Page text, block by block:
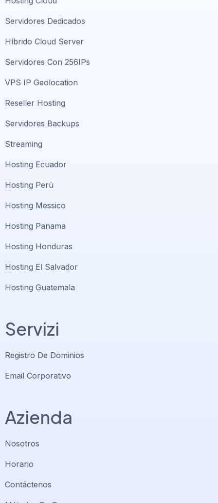
Servidores Dedicados
Híbrido Cloud Server
Servidores Con 256IPs
VPS IP Geolocation
Reseller Hosting
Servidores Backups
Streaming
Hosting Ecuador
Hosting Perù
Hosting Messico
Hosting Panama
Hosting Honduras
Hosting El Salvador
Hosting Guatemala
Servizi
Registro De Dominios
Email Corporativo
Azienda
Nosotros
Horario
Contáctenos